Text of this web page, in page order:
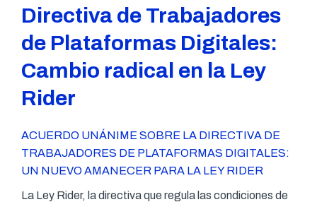
Directiva de Trabajadores
de Plataformas Digitales:
Cambio radical en la Ley
Rider
ACUERDO UNÁNIME SOBRE LA DIRECTIVA DE
TRABAJADORES DE PLATAFORMAS DIGITALES:
UN NUEVO AMANECER PARA LA LEY RIDER
La Ley Rider, la directiva que regula las condiciones de